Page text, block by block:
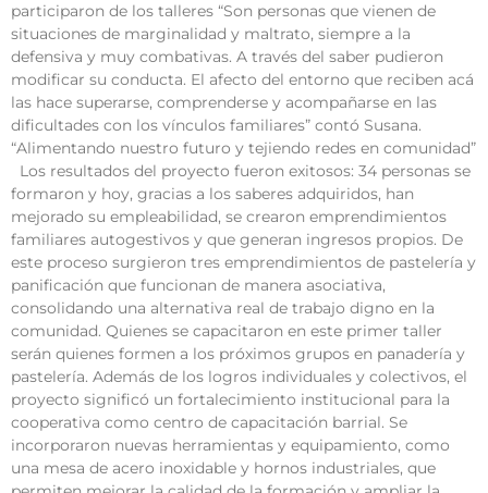
participaron de los talleres “Son personas que vienen de
situaciones de marginalidad y maltrato, siempre a la
defensiva y muy combativas. A través del saber pudieron
modificar su conducta. El afecto del entorno que reciben acá
las hace superarse, comprenderse y acompañarse en las
dificultades con los vínculos familiares” contó Susana.
“Alimentando nuestro futuro y tejiendo redes en comunidad”
Los resultados del proyecto fueron exitosos: 34 personas se
formaron y hoy, gracias a los saberes adquiridos, han
mejorado su empleabilidad, se crearon emprendimientos
familiares autogestivos y que generan ingresos propios. De
este proceso surgieron tres emprendimientos de pastelería y
panificación que funcionan de manera asociativa,
consolidando una alternativa real de trabajo digno en la
comunidad. Quienes se capacitaron en este primer taller
serán quienes formen a los próximos grupos en panadería y
pastelería. Además de los logros individuales y colectivos, el
proyecto significó un fortalecimiento institucional para la
cooperativa como centro de capacitación barrial. Se
incorporaron nuevas herramientas y equipamiento, como
una mesa de acero inoxidable y hornos industriales, que